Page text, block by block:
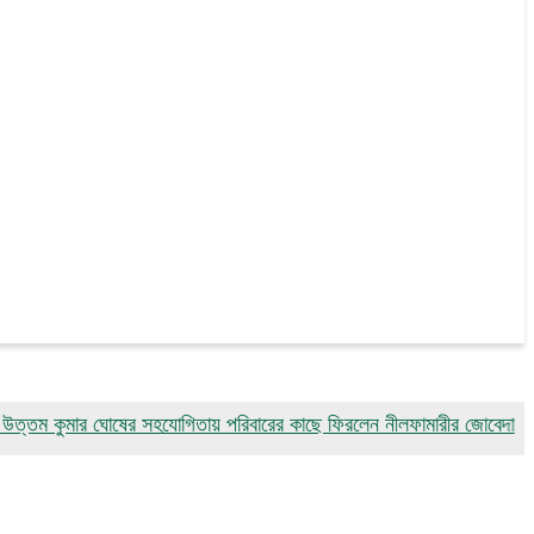
ঘোষের সহযোগিতায় পরিবারের কাছে ফিরলেন নীলফামারীর জোবেদা